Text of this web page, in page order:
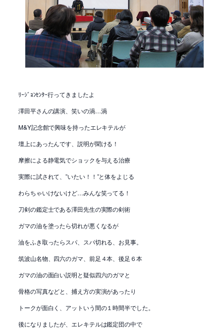
ﾘｰｼﾞｮﾝｾﾝﾀｰ行ってきましたよ
澤田平さんの講演、笑いの渦…渦
M&Y記念館で興味を持ったエレキテルが
壇上にあったんです、説明が聞ける！
摩擦による静電気でショックを与える治療
実際に試されて、”いたい！！”と体をよじる
わらちゃいけないけど…みんな笑ってる！
刀剣の鑑定士である澤田先生の実際の剣術
ガマの油を塗ったら切れが悪くなるが
油をふき取ったらスパ、スパ切れる、お見事。
筑波山名物、四六のガマ、前足４本、後足６本
ガマの油の面白い説明と疑似四六のガマと
骨格の写真などと、捕え方の実演があったり
トークが面白く、アットいう間の１時間半でした。
後になりましたが、エレキテルは鑑定団の中で